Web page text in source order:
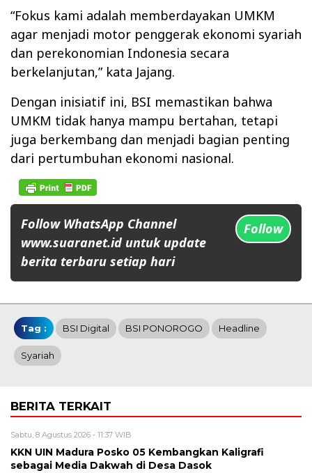
“Fokus kami adalah memberdayakan UMKM
agar menjadi motor penggerak ekonomi syariah
dan perekonomian Indonesia secara
berkelanjutan,” kata Jajang.
Dengan inisiatif ini, BSI memastikan bahwa
UMKM tidak hanya mampu bertahan, tetapi
juga berkembang dan menjadi bagian penting
dari pertumbuhan ekonomi nasional.
Follow WhatsApp Channel
www.suaranet.id untuk update
berita terbaru setiap hari
Follow
Tag : BSI Digital BSI PONOROGO Headline
Syariah
BERITA TERKAIT
Sabtu, 8 Agustus 2026 - 11:37 WIB
KKN UIN Madura Posko 05 Kembangkan Kaligrafi
sebagai Media Dakwah di Desa Dasok